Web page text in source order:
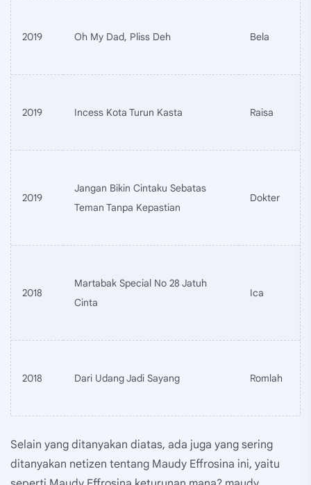
2019 Oh My Dad, Pliss Deh Bela
2019 Incess Kota Turun Kasta Raisa
2019
Jangan Bikin Cintaku Sebatas
Teman Tanpa Kepastian
Dokter
2018
Martabak Special No 28 Jatuh
Cinta
Ica
2018 Dari Udang Jadi Sayang Romlah
Selain yang ditanyakan diatas, ada juga yang sering
ditanyakan netizen tentang Maudy Effrosina ini, yaitu